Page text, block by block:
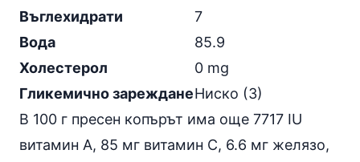
Въглехидрати
7
Вода
85.9
Холестерол
0 mg
Гликемично зарежданеНиско (3)
В 100 г пресен копърът има още 7717 IU
витамин А, 85 мг витамин C, 6.6 мг желязо,